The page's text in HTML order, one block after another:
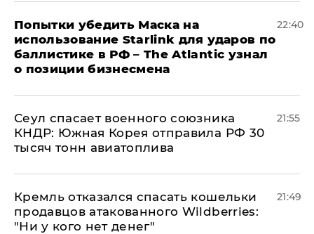
Попытки убедить Маска на
использование Starlink для ударов по
баллистике в РФ – The Atlantic узнал
о позиции бизнесмена
22:40
​Сеул спасает военного союзника
КНДР: Южная Корея отправила РФ 30
тысяч тонн авиатоплива
21:55
Кремль отказался спасать кошельки
продавцов атакованного Wildberries:
"Ни у кого нет денег"
21:49